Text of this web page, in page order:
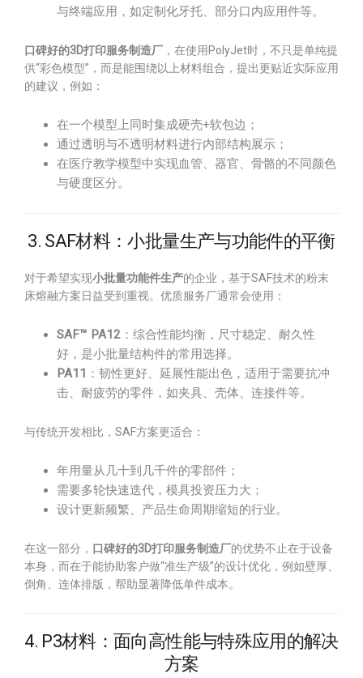
与终端应用，如定制化牙托、部分口内应用件等。
口碑好的3D打印服务制造厂 ，在使用PolyJet时，不只是单纯提
供“彩色模型”，而是能围绕以上材料组合，提出更贴近实际应用
的建议，例如：
在一个模型上同时集成硬壳+软包边；
通过透明与不透明材料进行内部结构展示；
在医疗教学模型中实现血管、器官、骨骼的不同颜色
与硬度区分。
3. SAF材料：小批量生产与功能件的平衡
对于希望实现小批量功能件生产的企业，基于SAF技术的粉末
床熔融方案日益受到重视。优质服务厂通常会使用：
SAF™ PA12 ：综合性能均衡，尺寸稳定、耐久性
好，是小批量结构件的常用选择。
PA11 ：韧性更好、延展性能出色，适用于需要抗冲
击、耐疲劳的零件，如夹具、壳体、连接件等。
与传统开发相比，SAF方案更适合：
年用量从几十到几千件的零部件；
需要多轮快速迭代，模具投资压力大；
设计更新频繁、产品生命周期缩短的行业。
在这一部分， 口碑好的3D打印服务制造厂的优势不止在于设备
本身，而在于能协助客户做“准生产级”的设计优化，例如壁厚、
倒角、连体排版，帮助显著降低单件成本。
4. P3材料：面向高性能与特殊应用的解决
方案